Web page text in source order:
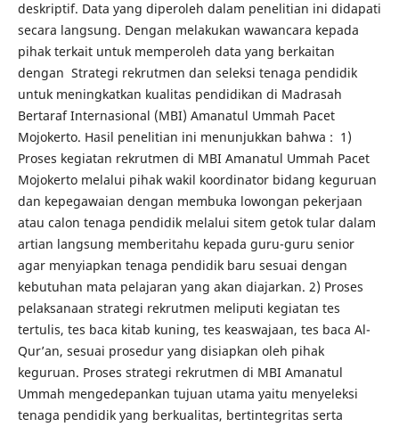
deskriptif. Data yang diperoleh dalam penelitian ini didapati
secara langsung. Dengan melakukan wawancara kepada
pihak terkait untuk memperoleh data yang berkaitan
dengan Strategi rekrutmen dan seleksi tenaga pendidik
untuk meningkatkan kualitas pendidikan di Madrasah
Bertaraf Internasional (MBI) Amanatul Ummah Pacet
Mojokerto. Hasil penelitian ini menunjukkan bahwa : 1)
Proses kegiatan rekrutmen di MBI Amanatul Ummah Pacet
Mojokerto melalui pihak wakil koordinator bidang keguruan
dan kepegawaian dengan membuka lowongan pekerjaan
atau calon tenaga pendidik melalui sitem getok tular dalam
artian langsung memberitahu kepada guru-guru senior
agar menyiapkan tenaga pendidik baru sesuai dengan
kebutuhan mata pelajaran yang akan diajarkan. 2) Proses
pelaksanaan strategi rekrutmen meliputi kegiatan tes
tertulis, tes baca kitab kuning, tes keaswajaan, tes baca Al-
Qur’an, sesuai prosedur yang disiapkan oleh pihak
keguruan. Proses strategi rekrutmen di MBI Amanatul
Ummah mengedepankan tujuan utama yaitu menyeleksi
tenaga pendidik yang berkualitas, bertintegritas serta